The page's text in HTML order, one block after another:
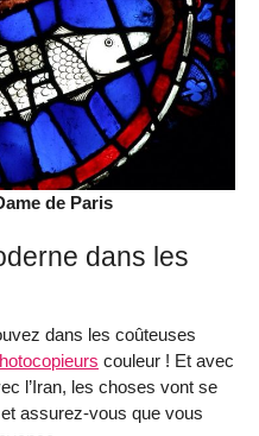
de Paris
dans les
dans les coûteuses
couleur ! Et avec
l’Iran, les choses vont se
assurez-vous que vous